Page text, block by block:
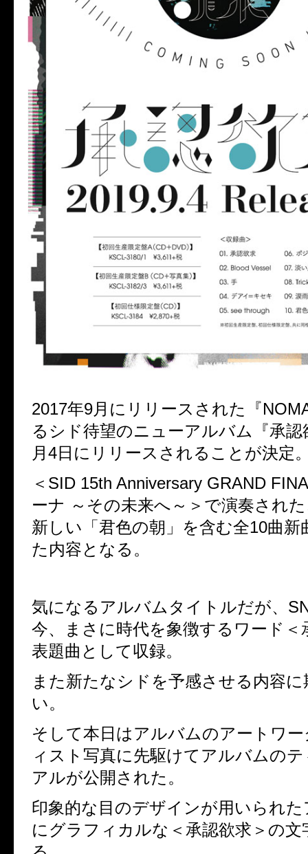
2017年9月にリリースされた『
るシド待望のニューアルバム『承認
月 4日にリリースされることが決定
＜ SID 15th Anniversary GRAND
ーナ ～その未来へ～＞で演奏され
新しい「君色の朝」を含む全10曲新
た内容となる。
気になるアルバムタイトルだが、
今、まさに時代を象徴するワード＜
表題曲として収録。
また新たなシドを予感させる内容
い。
そして本日はアルバムのアートワ
ィスト写真に先駆けてアルバムの
アルが公開された。
印象的な目のデザインが用いられ
にグラフィカルな＜承認欲求＞の